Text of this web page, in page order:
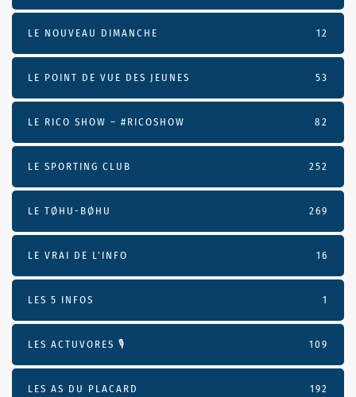
LE NOUVEAU DIMANCHE 12
LE POINT DE VUE DES JEUNES 53
LE RICO SHOW – #RICOSHOW 82
LE SPORTING CLUB 252
LE TØHU-BØHU 269
LE VRAI DE L’INFO 16
LES 5 INFOS 1
LES ACTUVORES 🎙 109
LES AS DU PLACARD 192